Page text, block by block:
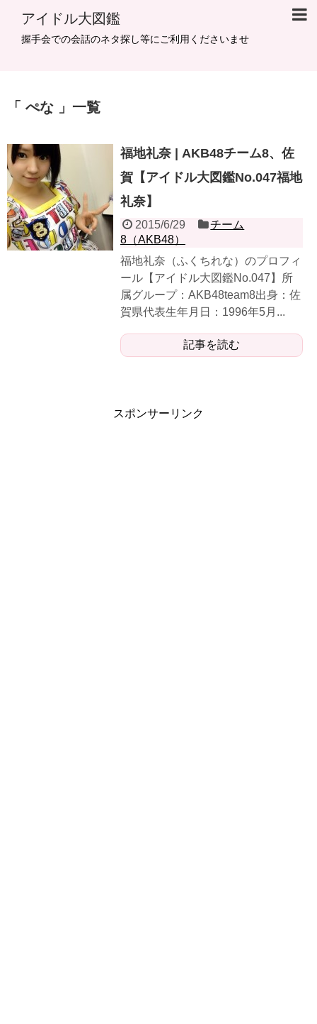
アイドル大図鑑
握手会での会話のネタ探し等にご利用くださいませ
ぺな 一覧
福地礼奈 | AKB48チーム8、佐
賀【アイドル大図鑑No.047福地
礼奈】
2015/6/29
チーム
8（AKB48）
福地礼奈（ふくちれな）のプロフィ
ール【アイドル大図鑑No.047】所
属グループ：AKB48team8出身：佐
賀県代表生年月日：1996年5月...
記事を読む
スポンサーリンク